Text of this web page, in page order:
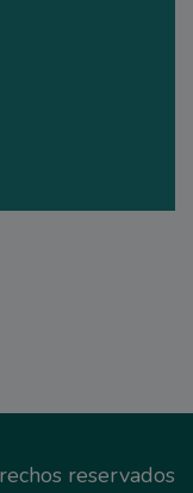
reservados